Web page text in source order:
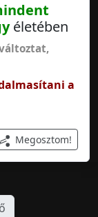
életében
,
a
Megosztom!